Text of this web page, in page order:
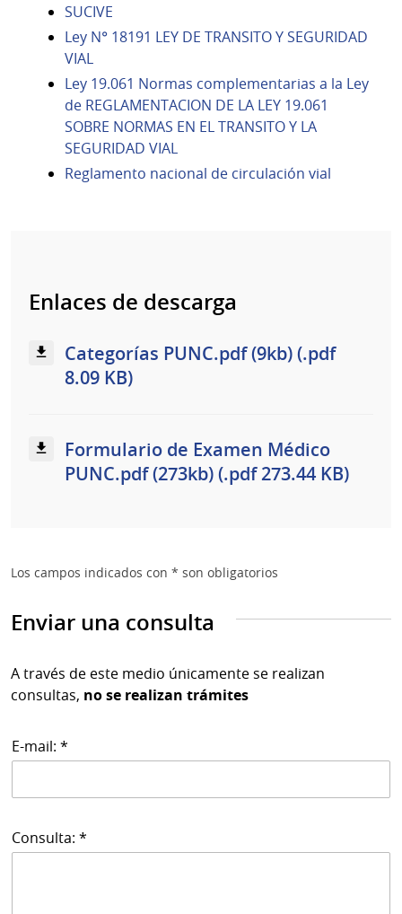
SUCIVE
Ley N° 18191 LEY DE TRANSITO Y SEGURIDAD
VIAL
Ley 19.061 Normas complementarias a la Ley
de REGLAMENTACION DE LA LEY 19.061
SOBRE NORMAS EN EL TRANSITO Y LA
SEGURIDAD VIAL
Reglamento nacional de circulación vial
Enlaces de descarga
Categorías PUNC.pdf (9kb) (.pdf
8.09 KB)
Formulario de Examen Médico
PUNC.pdf (273kb) (.pdf 273.44 KB)
Los campos indicados con * son obligatorios
Enviar una consulta
A través de este medio únicamente se realizan
consultas, no se realizan trámites
E-mail: *
Consulta: *